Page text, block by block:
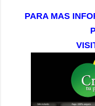
PARA MAS